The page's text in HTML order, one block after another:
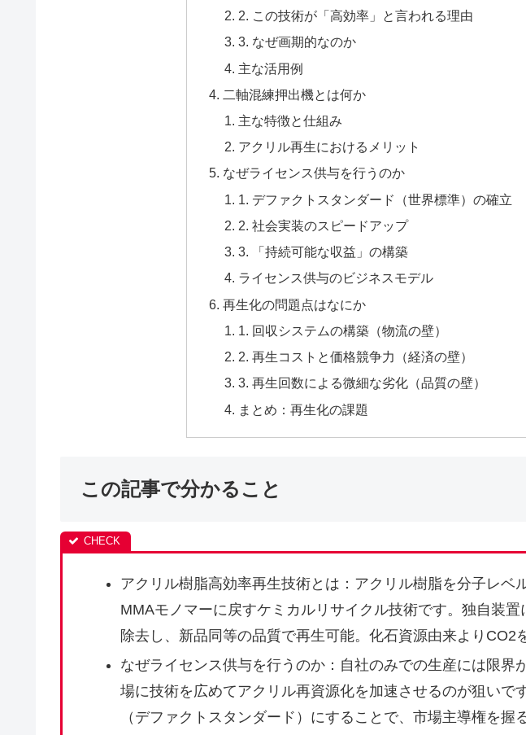
2. この技術が「高効率」と言われる理由
3. なぜ画期的なのか
主な活用例
二軸混練押出機とは何か
主な特徴と仕組み
アクリル再生におけるメリット
なぜライセンス供与を行うのか
1. デファクトスタンダード（世界標準）の確立
2. 社会実装のスピードアップ
3. 「持続可能な収益」の構築
ライセンス供与のビジネスモデル
再生化の問題点はなにか
1. 回収システムの構築（物流の壁）
2. 再生コストと価格競争力（経済の壁）
3. 再生回数による微細な劣化（品質の壁）
まとめ：再生化の課題
この記事で分かること
アクリル樹脂高効率再生技術とは：アクリル樹脂を分子レベ
MMAモノマーに戻すケミカルリサイクル技術です。独自装置
除去し、新品同等の品質で再生可能。化石資源由来よりCO2
なぜライセンス供与を行うのか：自社のみでの生産には限界
場に技術を広めてアクリル再資源化を加速させるのが狙いで
（デファクトスタンダード）にすることで、市場主導権を握